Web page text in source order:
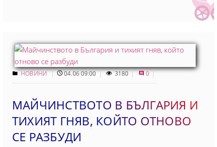
НОВИНИ 04.06 09:00 3180 0
МАЙЧИНСТВОТО В БЪЛГАРИЯ И
ТИХИЯТ ГНЯВ, КОЙТО ОТНОВО
СЕ РАЗБУДИ